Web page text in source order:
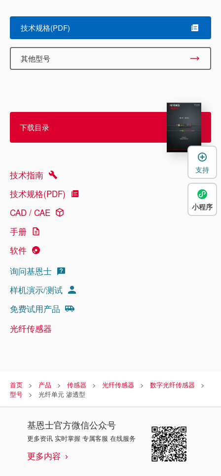
技术规格(PDF)
其他型号
下载目录
技术指南
技术规格(PDF)
CAD / CAE
手册
软件
询问基恩士
样机演示/测试
免费试用产品
光纤传感器
首页 产品 传感器 光纤传感器
数字光纤传感器
型号
光纤单元 渗透型
基恩士官方微信公众号
更多资讯 实时掌握 专属客服 在线服务
更多内容
支持
小程序